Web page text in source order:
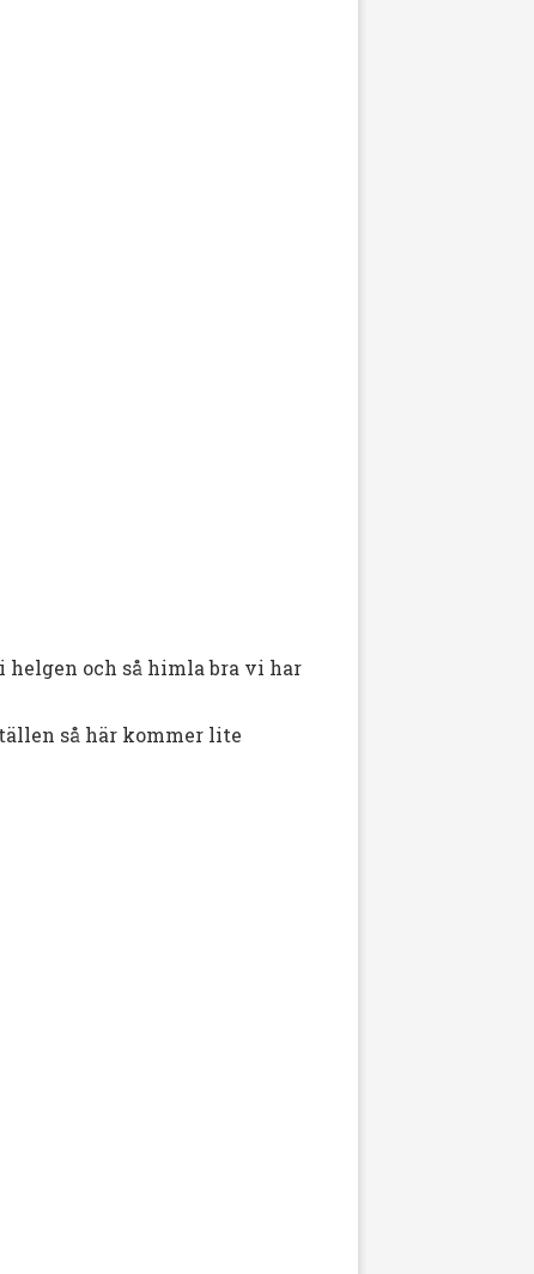
och så himla bra vi har
så här kommer lite